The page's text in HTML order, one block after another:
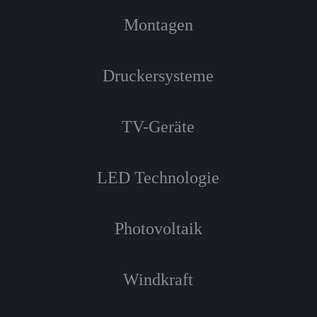
Montagen
Druckersysteme
TV-Geräte
LED Technologie
Photovoltaik
Windkraft